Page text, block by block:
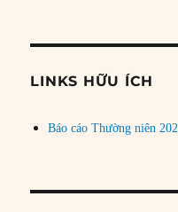
đề
LINKS HỮU ÍCH
Báo cáo Thường niên